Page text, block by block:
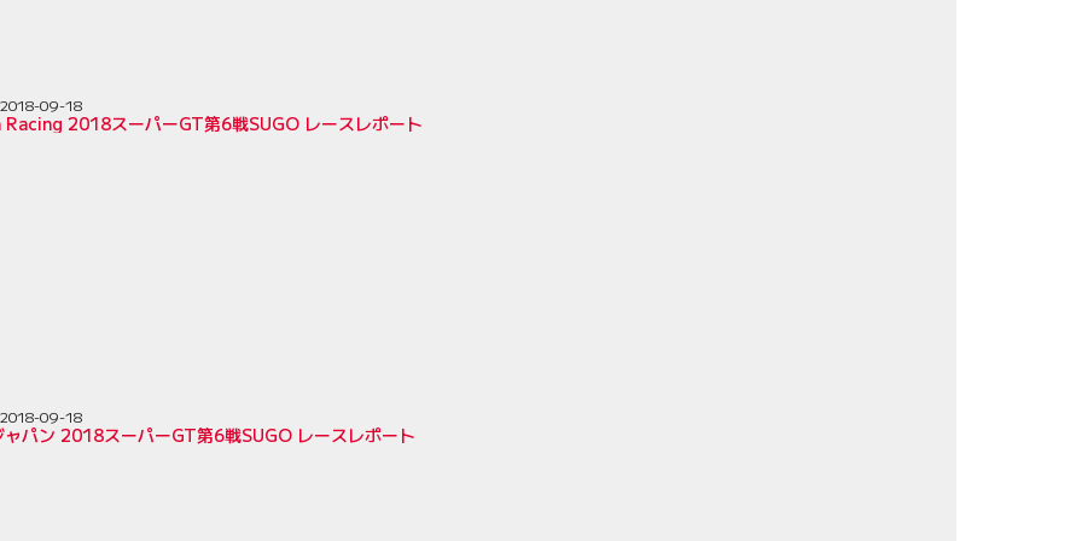
2018スーパーGT第6戦SUGO レースレポート
2018-09-18
ャパン 2018スーパーGT第6戦SUGO レースレポート
2018-09-18